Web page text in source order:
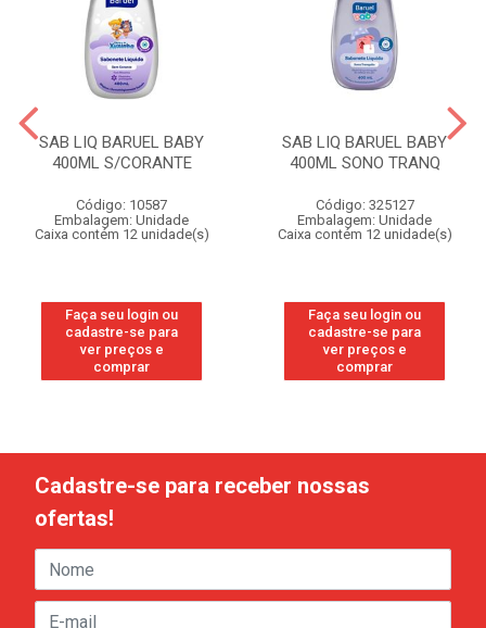
SAB LIQ BARUEL BABY
400ML S/CORANTE
Código: 10587
Embalagem: Unidade
Caixa contém 12 unidade(s)
Faça seu login ou
cadastre-se para
ver preços e
comprar
SAB LIQ BARUEL BABY
400ML SONO TRANQ
Código: 325127
Embalagem: Unidade
Caixa contém 12 unidade(s)
Faça seu login ou
cadastre-se para
ver preços e
comprar
Cadastre-se para receber nossas
ofertas!